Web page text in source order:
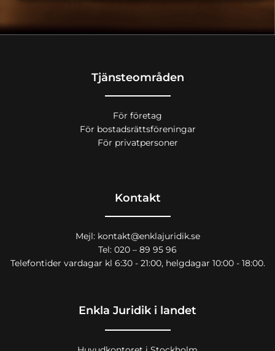
Tjänsteområden
För företag
För bostadsrättsföreningar
För privatpersoner
Kontakt
Mejl: kontakt@enklajuridik.se
Tel: 020 – 89 95 96
Telefontider vardagar kl 6:30 - 21:00, helgdagar 10:00 - 18:00.
Enkla Juridik i landet